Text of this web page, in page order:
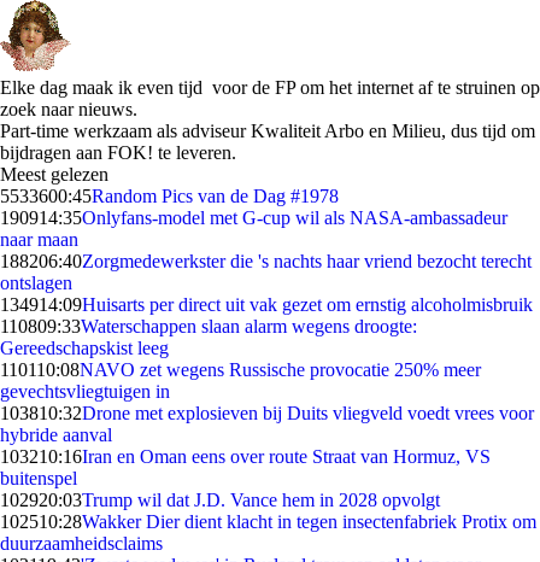
Elke dag maak ik even tijd voor de FP om het internet af te struinen op
zoek naar nieuws.
Part-time werkzaam als adviseur Kwaliteit Arbo en Milieu, dus tijd om
bijdragen aan FOK! te leveren.
Meest gelezen
5533600:45Random Pics van de Dag #1978
190914:35Onlyfans-model met G-cup wil als NASA-ambassadeur
naar maan
188206:40Zorgmedewerkster die 's nachts haar vriend bezocht terecht
ontslagen
134914:09Huisarts per direct uit vak gezet om ernstig alcoholmisbruik
110809:33Waterschappen slaan alarm wegens droogte:
Gereedschapskist leeg
110110:08NAVO zet wegens Russische provocatie 250% meer
gevechtsvliegtuigen in
103810:32Drone met explosieven bij Duits vliegveld voedt vrees voor
hybride aanval
103210:16Iran en Oman eens over route Straat van Hormuz, VS
buitenspel
102920:03Trump wil dat J.D. Vance hem in 2028 opvolgt
102510:28Wakker Dier dient klacht in tegen insectenfabriek Protix om
duurzaamheidsclaims